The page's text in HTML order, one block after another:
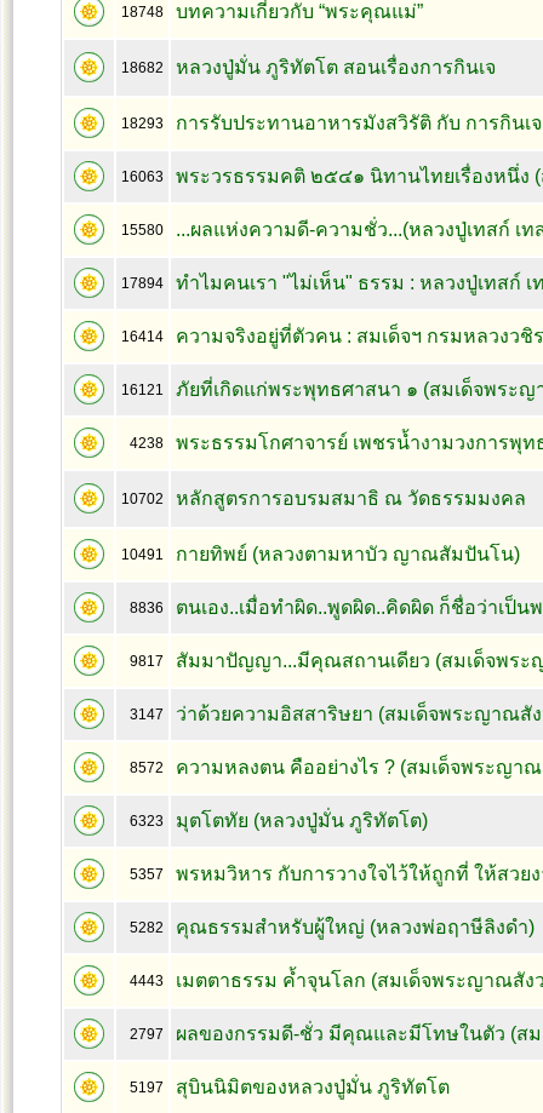
18748 บทความเกี่ยวกับ “พระคุณแม่”
18682 หลวงปู่มั่น ภูริทัตโต สอนเรื่องการกินเจ
18293 การรับประทานอาหารมังสวิรัติ กับ การกิน
16063 พระวรธรรมคติ ๒๕๔๑ นิทานไทยเรื่องหนึ่ง
15580 ...ผลแห่งความดี-ความชั่ว...(หลวงปู่เทสก์ เท
17894 ทำไมคนเรา "ไม่เห็น" ธรรม : หลวงปู่เทสก์ เ
16414 ความจริงอยู่ที่ตัวคน : สมเด็จฯ กรมหลวงว
16121 ภัยที่เกิดแก่พระพุทธศาสนา ๑ (สมเด็จพระญ
4238 พระธรรมโกศาจารย์ เพชรน้ำงามวงการพุ
10702 หลักสูตรการอบรมสมาธิ ณ วัดธรรมมงคล
10491 กายทิพย์ (หลวงตามหาบัว ญาณสัมปันโน)
8836 ตนเอง..เมื่อทำผิด..พูดผิด..คิดผิด ก็ชื่อว่าเป็น
9817 สัมมาปัญญา...มีคุณสถานเดียว (สมเด็จพระ
3147 ว่าด้วยความอิสสาริษยา (สมเด็จพระญาณสัง
8572 ความหลงตน คืออย่างไร ? (สมเด็จพระญาณ
6323 มุตโตทัย (หลวงปู่มั่น ภูริทัตโต)
5357 พรหมวิหาร กับการวางใจไว้ให้ถูกที่ ให้สวย
5282 คุณธรรมสำหรับผู้ใหญ่ (หลวงพ่อฤาษีลิงดำ)
4443 เมตตาธรรม ค้ำจุนโลก (สมเด็จพระญาณสัง
2797 ผลของกรรมดี-ชั่ว มีคุณและมีโทษในตัว (ส
5197 สุบินนิมิตของหลวงปู่มั่น ภูริทัตโต